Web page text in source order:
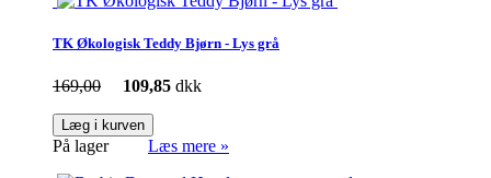
TK Økologisk Teddy Bjørn - Lys grå
169,00 109,85 dkk
Læg i kurven
På lager Læs mere »